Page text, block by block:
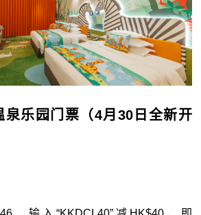
泉乐园门票（4月30日全新开